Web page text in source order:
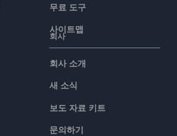
무료 도구
사이트맵
회사
회사 소개
새 소식
보도 자료 키트
문의하기